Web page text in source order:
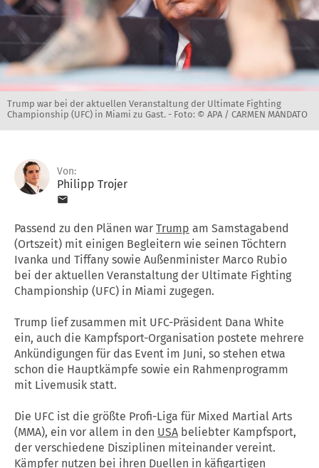
Trump war bei der aktuellen Veranstaltung der Ultimate Fighting
Championship (UFC) in Miami zu Gast. - Foto: © APA / CARMEN MANDATO
Von:
Philipp Trojer
Passend zu den Plänen war Trump am Samstagabend
(Ortszeit) mit einigen Begleitern wie seinen Töchtern
Ivanka und Tiffany sowie Außenminister Marco Rubio
bei der aktuellen Veranstaltung der Ultimate Fighting
Championship (UFC) in Miami zugegen.
Trump lief zusammen mit UFC-Präsident Dana White
ein, auch die Kampfsport-Organisation postete mehrere
Ankündigungen für das Event im Juni, so stehen etwa
schon die Hauptkämpfe sowie ein Rahmenprogramm
mit Livemusik statt.
Die UFC ist die größte Profi-Liga für Mixed Martial Arts
(MMA), ein vor allem in den USA beliebter Kampfsport,
der verschiedene Disziplinen miteinander vereint.
Kämpfer nutzen bei ihren Duellen in käfigartigen